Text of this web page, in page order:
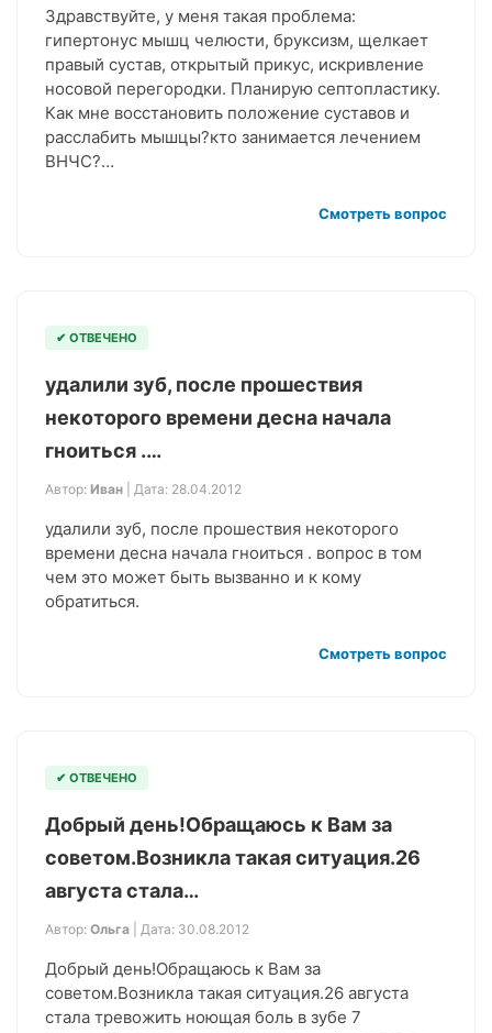
Здравствуйте, у меня такая проблема:
гипертонус мышц челюсти, бруксизм, щелкает
правый сустав, открытый прикус, искривление
носовой перегородки. Планирую септопластику.
Как мне восстановить положение суставов и
расслабить мышцы?кто занимается лечением
ВНЧС?…
Смотреть вопрос
✔ ОТВЕЧЕНО
удалили зуб, после прошествия
некоторого времени десна начала
гноиться .…
Автор: Иван | Дата: 28.04.2012
удалили зуб, после прошествия некоторого
времени десна начала гноиться . вопрос в том
чем это может быть вызванно и к кому
обратиться.
Смотреть вопрос
✔ ОТВЕЧЕНО
Добрый день!Обращаюсь к Вам за
советом.Возникла такая ситуация.26
августа стала…
Автор: Ольга | Дата: 30.08.2012
Добрый день!Обращаюсь к Вам за
советом.Возникла такая ситуация.26 августа
стала тревожить ноющая боль в зубе 7